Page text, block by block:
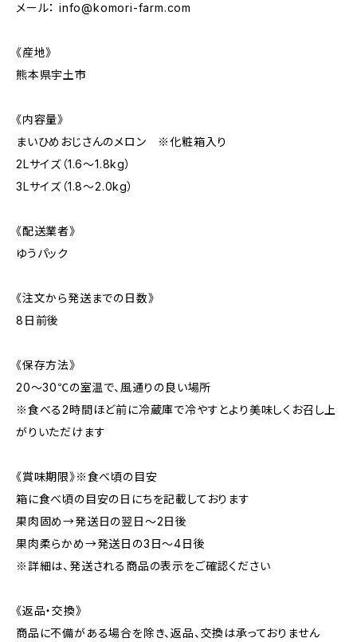
メール： info@komori-farm.com
《産地》
熊本県宇土市
《内容量》
まいひめおじさんのメロン ※化粧箱入り
2Lサイズ（1.6〜1.8kg）
3Lサイズ（1.8〜2.0kg）
《配送業者》
ゆうパック
《注文から発送までの日数》
8日前後
《保存方法》
20〜30℃の室温で、風通りの良い場所
※食べる2時間ほど前に冷蔵庫で冷やすとより美味しくお召し上
がりいただけます
《賞味期限》※食べ頃の目安
箱に食べ頃の目安の日にちを記載しております
果肉固め→発送日の翌日〜2日後
果肉柔らかめ→発送日の3日〜4日後
※詳細は、発送される商品の表示をご確認ください
《返品・交換》
商品に不備がある場合を除き、返品、交換は承っておりません